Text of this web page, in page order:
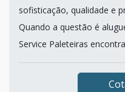
sofisticação, qualidade e
Quando a questão é
Service Paleteiras